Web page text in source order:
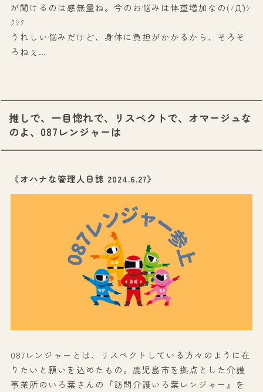
が聞けるのは感無量ね。今のお悩みは体重増加なの(ﾉД`)ｼ
ｸｼｸ
うれしい悩みだけど、身体に負担がかかるから、そろそ
ろねぇ…
推しで、一目惚れで、リスペクトで、オマージュな
のよ、087レンジャーは​​
《オハナな管理人日誌 2024.6.27》
087レンジャーとは、リスペクトしている方々のように在
りたいと願いを込めたもの。鹿児島市を拠点とした介護
事業所のいろ葉さんの『訪問介護いろ葉レンジャー』を